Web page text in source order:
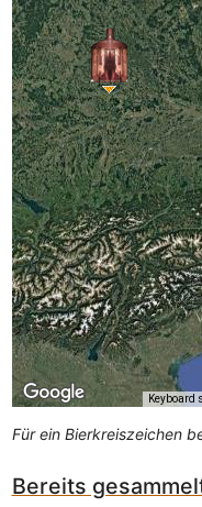
Keyboard
Für ein Bierkreiszeichen
Bereits